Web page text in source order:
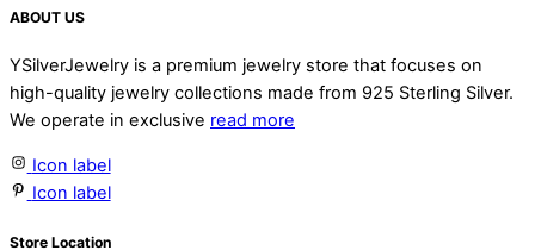
ABOUT US
YSilverJewelry is a premium jewelry store that focuses on
high-quality jewelry collections made from 925 Sterling Silver.
We operate in exclusive read more
Icon label
Icon label
Store Location